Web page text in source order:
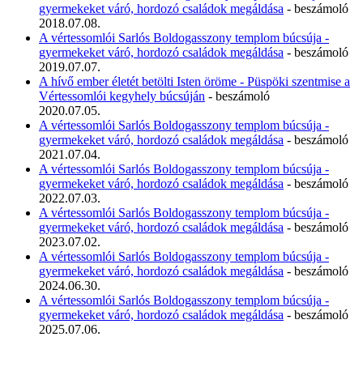
gyermekeket váró, hordozó családok megáldása - beszámoló
2018.07.08.
A vértessomlói Sarlós Boldogasszony templom búcsúja -
gyermekeket váró, hordozó családok megáldása - beszámoló
2019.07.07.
A hívő ember életét betölti Isten öröme - Püspöki szentmise a
Vértessomlói kegyhely búcsúján - beszámoló
2020.07.05.
A vértessomlói Sarlós Boldogasszony templom búcsúja -
gyermekeket váró, hordozó családok megáldása - beszámoló
2021.07.04.
A vértessomlói Sarlós Boldogasszony templom búcsúja -
gyermekeket váró, hordozó családok megáldása - beszámoló
2022.07.03.
A vértessomlói Sarlós Boldogasszony templom búcsúja -
gyermekeket váró, hordozó családok megáldása - beszámoló
2023.07.02.
A vértessomlói Sarlós Boldogasszony templom búcsúja -
gyermekeket váró, hordozó családok megáldása - beszámoló
2024.06.30.
A vértessomlói Sarlós Boldogasszony templom búcsúja -
gyermekeket váró, hordozó családok megáldása - beszámoló
2025.07.06.